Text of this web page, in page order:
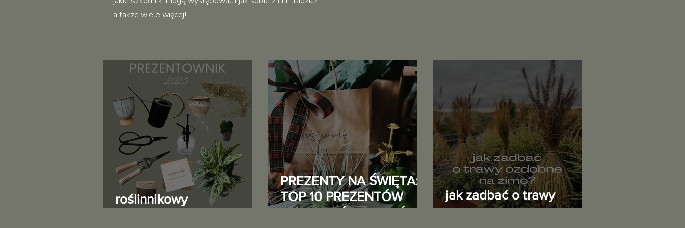
a także wiele więcej!
roślinnikowy
PREZENTY NA ŚWIĘTA:
TOP 10 PREZENTÓW
DLA MIŁOŚNIKA ROŚLIN
jak zadbać o trawy
ozdobne przed zimą?